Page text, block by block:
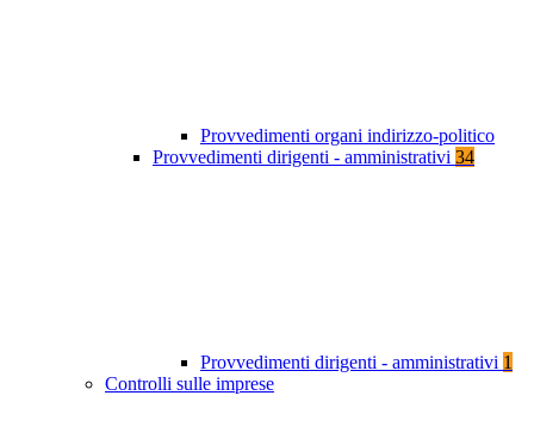
Provvedimenti organi indirizzo-politico
Provvedimenti dirigenti - amministrativi 34
Provvedimenti dirigenti - amministrativi 1
Controlli sulle imprese